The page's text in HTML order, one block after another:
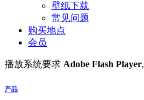
壁纸下载
常见问题
购买地点
会员
播放系统要求 Adobe Flash Player,
产品